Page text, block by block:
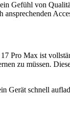
Gefühl von
Pro Max ist
zu müssen.
schnell